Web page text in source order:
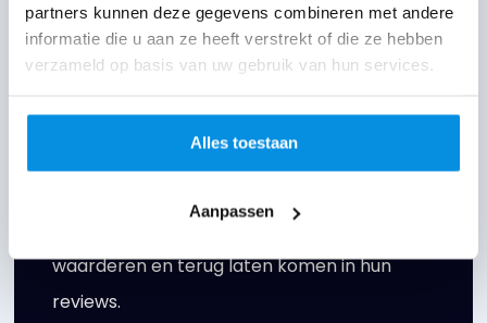
partners kunnen deze gegevens combineren met andere
informatie die u aan ze heeft verstrekt of die ze hebben
verzameld op basis van uw gebruik van hun services.
Alles toestaan
Aanpassen
pakken, maar een efficiënt en betrokken
team van specialisten dat volledig is
Media om bekendstaat. Met korte lijnen, een
waarderen en terug laten komen in hun
reviews.